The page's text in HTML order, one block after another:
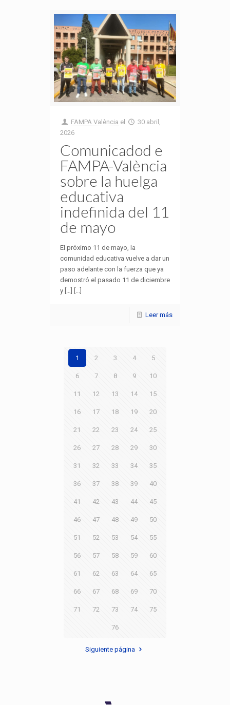
FAMPA València el
30 abril,
2026
Comunicadod e
FAMPA-València
sobre la huelga
educativa
indefinida del 11
de mayo
El próximo 11 de mayo, la
comunidad educativa vuelve a dar un
paso adelante con la fuerza que ya
demostró el pasado 11 de diciembre
y […] [...]
Leer más
1 2 3 4 5
6 7 8 9 10
11 12 13 14 15
16 17 18 19 20
21 22 23 24 25
26 27 28 29 30
31 32 33 34 35
36 37 38 39 40
41 42 43 44 45
46 47 48 49 50
51 52 53 54 55
56 57 58 59 60
61 62 63 64 65
66 67 68 69 70
71 72 73 74 75
76
Siguiente página